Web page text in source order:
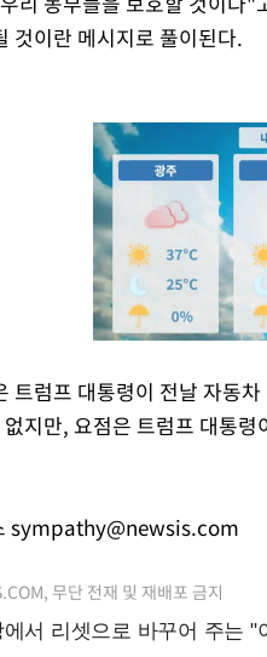
것이란 메시지로 풀이된다.
트럼프 대통령이 전날 자동
지만, 요점은 트럼프 대통
sympathy@newsis.com
무단 전재 및 재배포 금지